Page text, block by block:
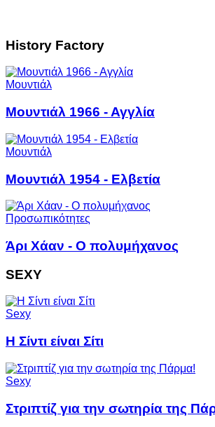
History Factory
Μουντιάλ
Μουντιάλ 1966 - Αγγλία
Μουντιάλ
Μουντιάλ 1954 - Ελβετία
Προσωπικότητες
Άρι Χάαν - Ο πολυμήχανος
SEXY
Sexy
Η Σίντι είναι Σίτι
Sexy
Στριπτίζ για την σωτηρία της